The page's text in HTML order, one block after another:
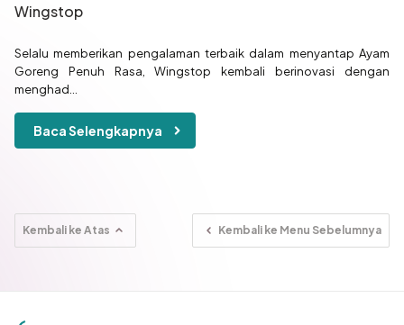
Wingstop
Selalu memberikan pengalaman terbaik dalam menyantap Ayam
Goreng Penuh Rasa, Wingstop kembali berinovasi dengan
menghad...
Baca Selengkapnya
Kembali ke Atas Kembali ke Menu Sebelumnya